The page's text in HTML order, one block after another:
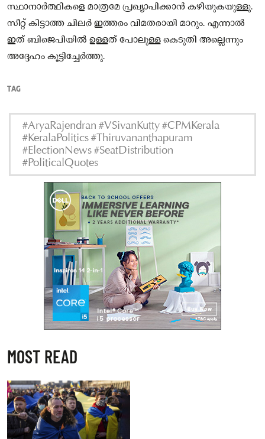
സ്ഥാനാർത്ഥികളെ മാത്രമേ പ്രഖ്യാപിക്കാൻ കഴിയുകയുള്ളൂ.
സീറ്റ് കിട്ടാത്ത ചിലർ ഇത്തരം വിമതരായി മാറും. എന്നാൽ
ഇത് ബിജെപിയിൽ ഉള്ളത് പോലുള്ള കെടുതി അല്ലെന്നും
അദ്ദേഹം കൂട്ടിച്ചേർത്തു.
TAG
#AryaRajendran #VSivanKutty #CPMKerala
#KeralaPolitics #Thiruvananthapuram
#ElectionNews #SeatDistribution
#PoliticalQuotes
MOST READ